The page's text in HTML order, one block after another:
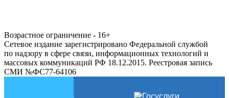
Возрастное ограничение - 16+
Сетевое издание зарегистрировано Федеральной службой
по надзору в сфере связи, информационных технологий и
массовых коммуникаций РФ 18.12.2015. Реестровая запись
СМИ №ФС77-64106